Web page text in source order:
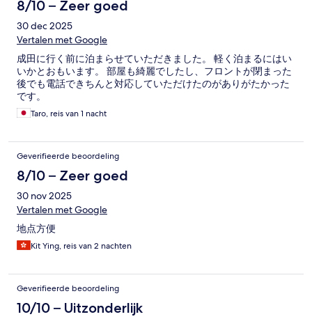
8/10 – Zeer goed
30 dec 2025
Vertalen met Google
成田に行く前に泊まらせていただきました。 軽く泊まるにはい
いかとおもいます。 部屋も綺麗でしたし、フロントが閉まった
後でも電話できちんと対応していただけたのがありがたかった
です。
Taro, reis van 1 nacht
Geverifieerde beoordeling
8/10 – Zeer goed
30 nov 2025
Vertalen met Google
地点方便
Kit Ying, reis van 2 nachten
Geverifieerde beoordeling
10/10 – Uitzonderlijk